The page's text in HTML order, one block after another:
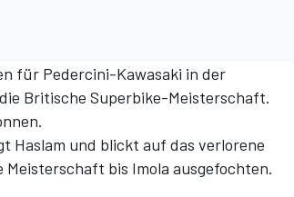
für Pedercini-Kawasaki in der
Britische Superbike-Meisterschaft.
Haslam und blickt auf das verlorene
Meisterschaft bis Imola ausgefochten.